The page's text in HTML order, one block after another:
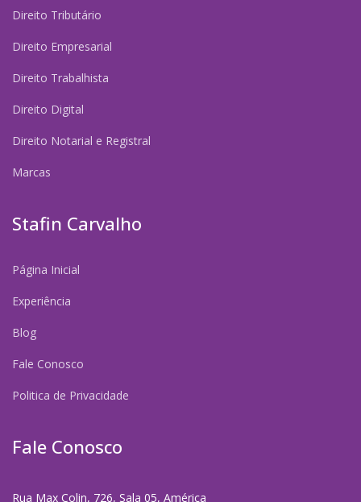
Direito Tributário
Direito Empresarial
Direito Trabalhista
Direito Digital
Direito Notarial e Registral
Marcas
Stafin Carvalho
Página Inicial
Experiência
Blog
Fale Conosco
Politica de Privacidade
Fale Conosco
Rua Max Colin, 726, Sala 05, América